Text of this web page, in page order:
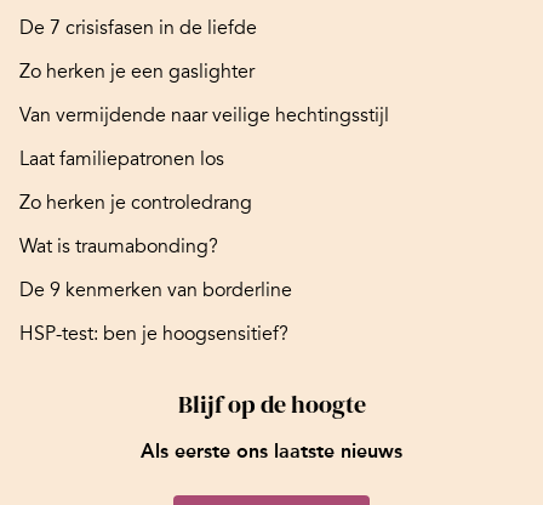
De 7 crisisfasen in de liefde
Zo herken je een gaslighter
Van vermijdende naar veilige hechtingsstijl
Laat familiepatronen los
Zo herken je controledrang
Wat is traumabonding?
De 9 kenmerken van borderline
HSP-test: ben je hoogsensitief?
Blijf op de hoogte
Als eerste ons laatste nieuws